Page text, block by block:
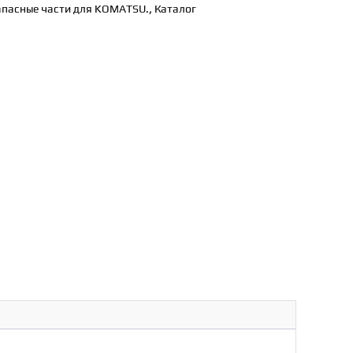
части для KOMATSU., Каталог